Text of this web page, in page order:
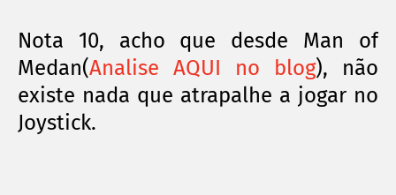
Nota 10, acho que desde Man of
Medan(Analise AQUI no blog), não
existe nada que atrapalhe a jogar no
Joystick.